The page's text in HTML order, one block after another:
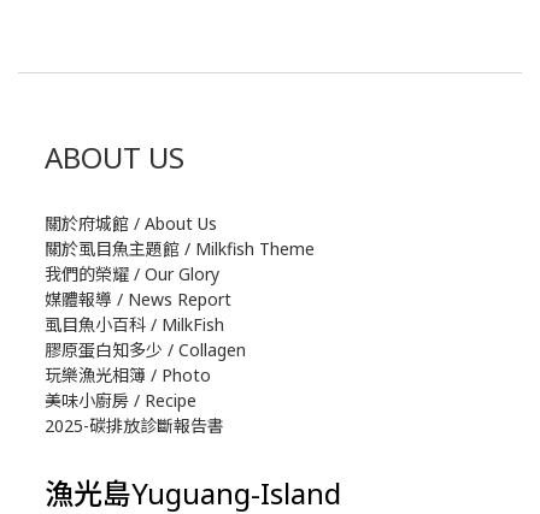
ABOUT US
關於府城館 / About Us
關於虱目魚主題館 / Milkfish Theme
我們的榮耀 / Our Glory
媒體報導 / News Report
虱目魚小百科 / MilkFish
膠原蛋白知多少 / Collagen
玩樂漁光相簿 / Photo
美味小廚房 / Recipe
2025-碳排放診斷報告書
漁光島Yuguang-Island